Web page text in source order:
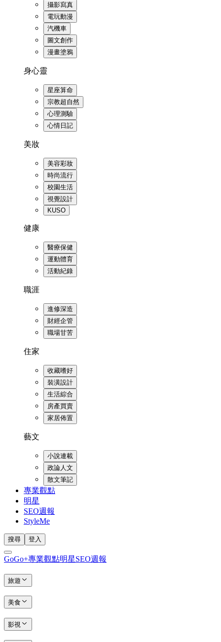
攝影寫真
電玩動漫
汽機車
圖文創作
漫畫塗鴉
身心靈
星座算命
宗教超自然
心理測驗
心情日記
美妝
美容彩妝
時尚流行
校園生活
視覺設計
KUSO
健康
醫療保健
運動體育
活動紀錄
職涯
進修深造
財經企管
職場甘苦
住家
收藏嗜好
裝潢設計
生活綜合
房產買賣
家居佈置
藝文
小說連載
政論人文
散文筆記
專業觀點
明星
SEO週報
StyleMe
搜尋 登入
GoGo+專業觀點明星SEO週報
旅遊
美食
影視